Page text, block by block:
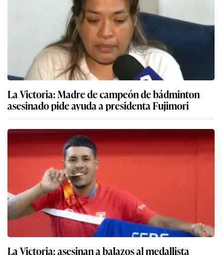
La Victoria: Madre de campeón de bádminton
asesinado pide ayuda a presidenta Fujimori
La Victoria: asesinan a balazos al medallista